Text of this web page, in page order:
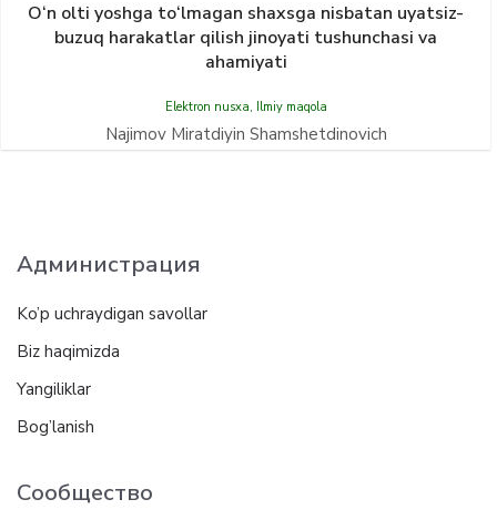
О‘n olti yoshga tо‘lmagan shaxsga nisbatan uyatsiz-
buzuq harakatlar qilish jinoyati tushunchasi va
ahamiyati
Elektron nusxa, Ilmiy maqola
Najimov Miratdiyin Shamshetdinovich
Администрация
Ko’p uchraydigan savollar
Biz haqimizda
Yangiliklar
Bog’lanish
Сообщество